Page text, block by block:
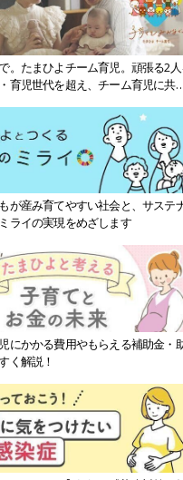
。たまひよチーム育児。頑張る2
育児世代を超え、チーム育児に共
が産み育てやすい社会と、サステ
ライの実現をめざします
にかかる費用やもらえる補助金・
く解説！